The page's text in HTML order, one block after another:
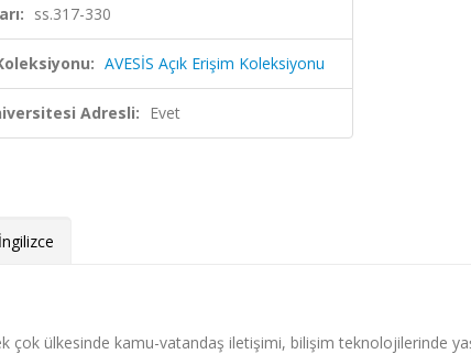
ss.317-330
AVESİS Açık Erişim Koleksiyonu
Adresli: Evet
İngilizce
çok ülkesinde kamu-vatandaş iletişimi, bilişim teknolojilerinde